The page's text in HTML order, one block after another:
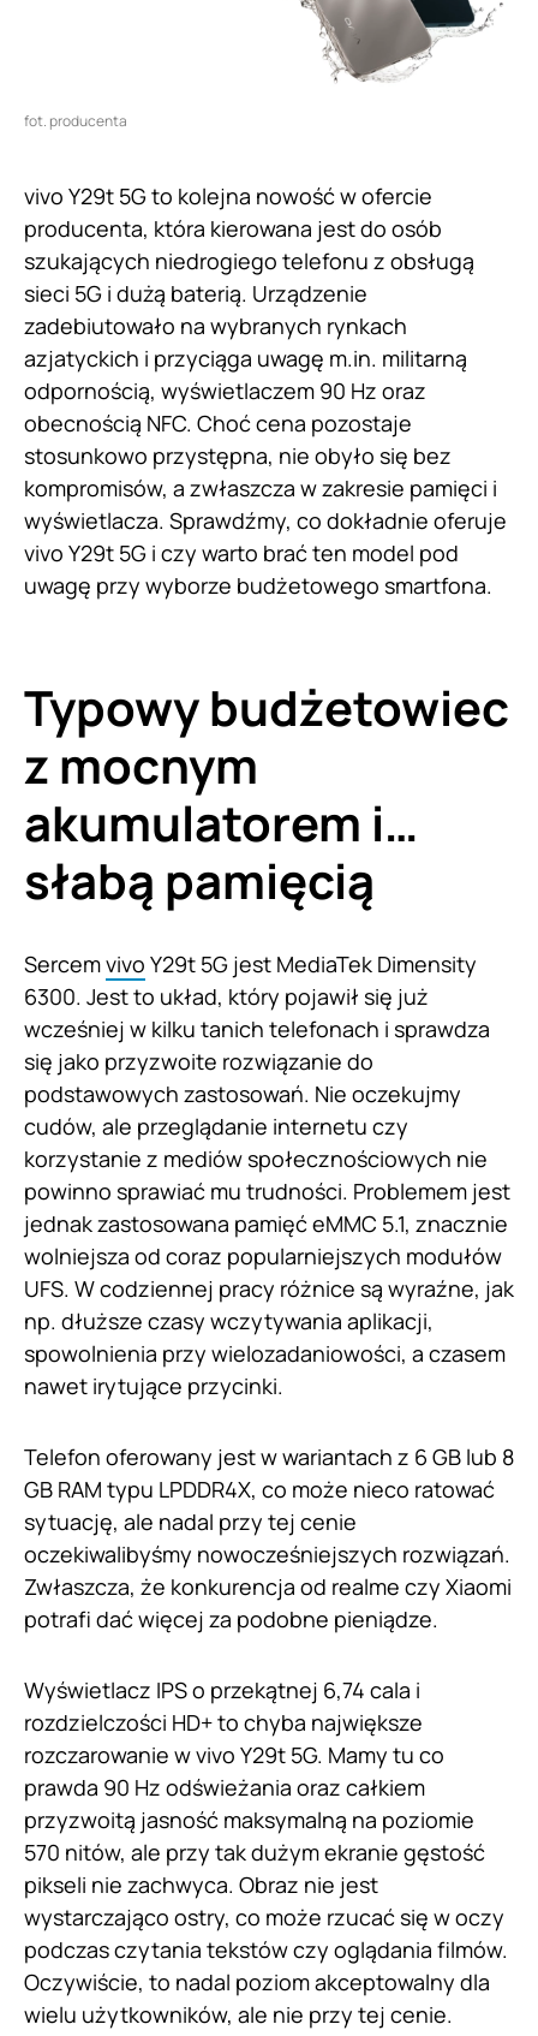
fot. producenta
vivo Y29t 5G to kolejna nowość w ofercie
producenta, która kierowana jest do osób
szukających niedrogiego telefonu z obsługą
sieci 5G i dużą baterią. Urządzenie
zadebiutowało na wybranych rynkach
azjatyckich i przyciąga uwagę m.in. militarną
odpornością, wyświetlaczem 90 Hz oraz
obecnością NFC. Choć cena pozostaje
stosunkowo przystępna, nie obyło się bez
kompromisów, a zwłaszcza w zakresie pamięci i
wyświetlacza. Sprawdźmy, co dokładnie oferuje
vivo Y29t 5G i czy warto brać ten model pod
uwagę przy wyborze budżetowego smartfona.
Typowy budżetowiec
z mocnym
akumulatorem i…
słabą pamięcią
Sercemvivo Y29t 5G jest MediaTek Dimensity
6300. Jest to układ, który pojawił się już
wcześniej w kilku tanich telefonach i sprawdza
się jako przyzwoite rozwiązanie do
podstawowych zastosowań. Nie oczekujmy
cudów, ale przeglądanie internetu czy
korzystanie z mediów społecznościowych nie
powinno sprawiać mu trudności. Problemem jest
jednak zastosowana pamięć eMMC 5.1, znacznie
wolniejsza od coraz popularniejszych modułów
UFS. W codziennej pracy różnice są wyraźne, jak
np. dłuższe czasy wczytywania aplikacji,
spowolnienia przy wielozadaniowości, a czasem
nawet irytujące przycinki.
Telefon oferowany jest w wariantach z 6 GB lub 8
GB RAM typu LPDDR4X, co może nieco ratować
sytuację, ale nadal przy tej cenie
oczekiwalibyśmy nowocześniejszych rozwiązań.
Zwłaszcza, że konkurencja od realme czy Xiaomi
potrafi dać więcej za podobne pieniądze.
Wyświetlacz IPS o przekątnej 6,74 cala i
rozdzielczości HD+ to chyba największe
rozczarowanie w vivo Y29t 5G. Mamy tu co
prawda 90 Hz odświeżania oraz całkiem
przyzwoitą jasność maksymalną na poziomie
570 nitów, ale przy tak dużym ekranie gęstość
pikseli nie zachwyca. Obraz nie jest
wystarczająco ostry, co może rzucać się w oczy
podczas czytania tekstów czy oglądania filmów.
Oczywiście, to nadal poziom akceptowalny dla
wielu użytkowników, ale nie przy tej cenie.